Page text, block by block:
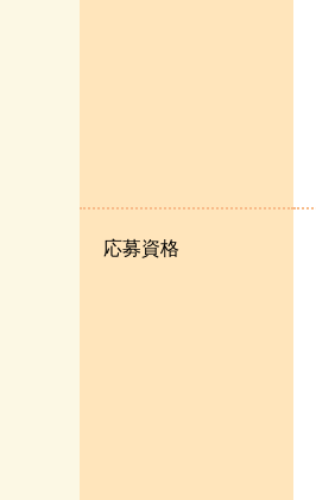
応募資格